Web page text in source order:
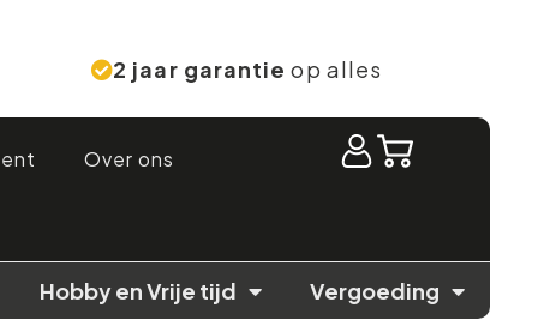
2 jaar garantie op alles
Over ons
Hobby en Vrije tijd Vergoeding